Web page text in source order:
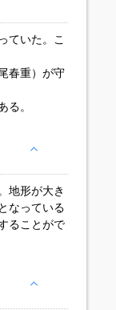
ていた。こ
春重）が守
る。
地形が大き
なっている
ることがで